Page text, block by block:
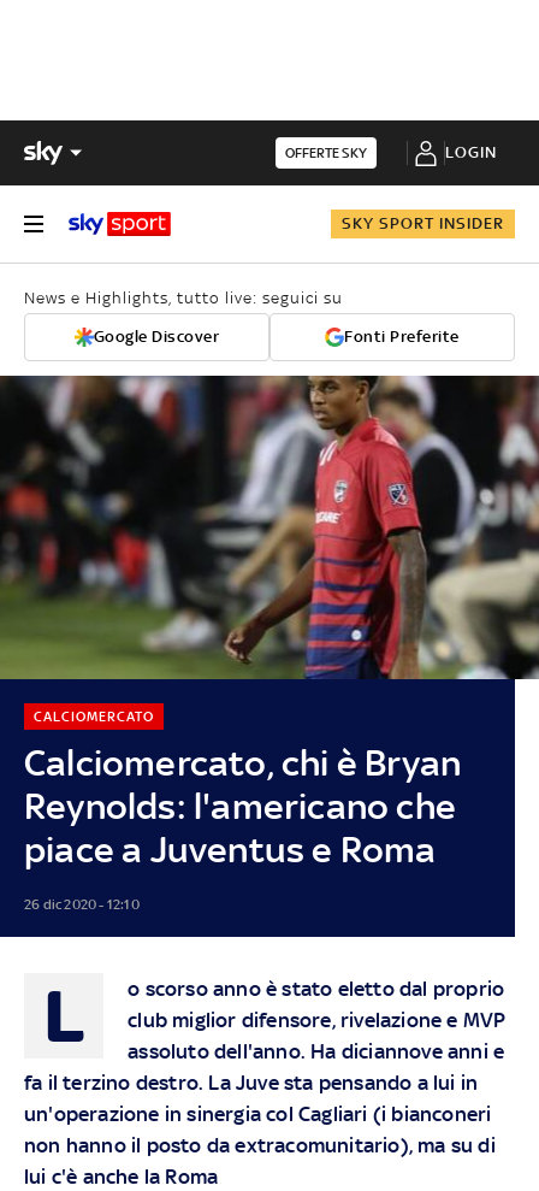
OFFERTE SKY LOGIN
SKY SPORT INSIDER
News e Highlights, tutto live: seguici su
Google Discover Fonti Preferite
Calciomercato, chi è Bryan
Reynolds: l'americano che
piace a Juventus e Roma
CALCIOMERCATO
26 dic 2020 - 12:10
L
o scorso anno è stato eletto dal proprio
club miglior difensore, rivelazione e MVP
assoluto dell'anno. Ha diciannove anni e
fa il terzino destro. La Juve sta pensando a lui in
un'operazione in sinergia col Cagliari (i bianconeri
non hanno il posto da extracomunitario), ma su di
lui c'è anche la Roma